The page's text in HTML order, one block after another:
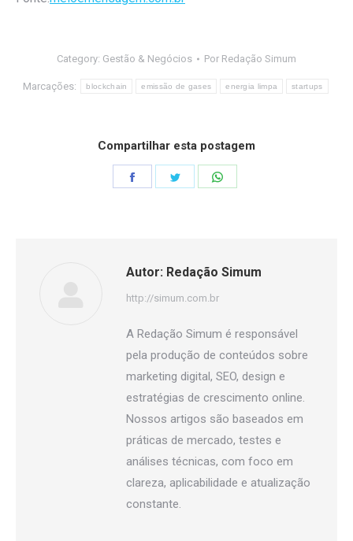
Category: Gestão & Negócios Por Redação Simum
Marcações: blockchain emissão de gases energia limpa startups
Compartilhar esta postagem
Autor: Redação Simum
http://simum.com.br
A Redação Simum é responsável
pela produção de conteúdos sobre
marketing digital, SEO, design e
estratégias de crescimento online.
Nossos artigos são baseados em
práticas de mercado, testes e
análises técnicas, com foco em
clareza, aplicabilidade e atualização
constante.